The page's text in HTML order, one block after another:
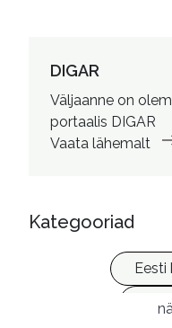
DIGAR
Väljaanne on
portaalis DIGAR
Vaata lähemalt
Kategooriad
Eesti